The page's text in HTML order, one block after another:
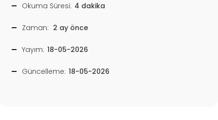
Okuma Süresi: 4 dakika
Zaman: 2 ay önce
Yayım: 18-05-2026
Güncelleme: 18-05-2026